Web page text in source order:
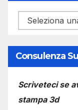
Categorie
Consulenza
Scriveteci se
stampa 3d